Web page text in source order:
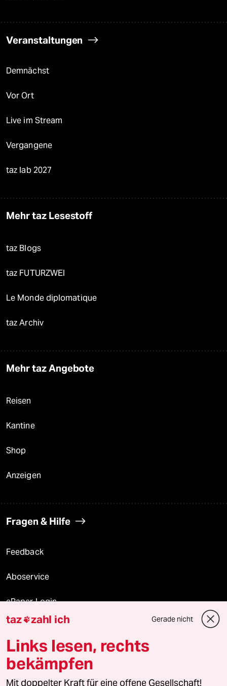
Veranstaltungen
Demnächst
Vor Ort
Live im Stream
Vergangene
taz lab 2027
Mehr taz Lesestoff
taz Blogs
taz FUTURZWEI
Le Monde diplomatique
taz Archiv
Mehr taz Angebote
Reisen
Kantine
Shop
Anzeigen
Fragen & Hilfe
Feedback
Aboservice
ePaper Login
Downloads für Abonnierende
© 2026 taz Verlags und Vertriebs GmbH
Alle Rechte vorbehalten. Bei rechtlichen Fragen oder für Genehmigungen
taz zahl ich Gerade nicht
Links lesen, rechts
bekämpfen
Mit doppelter Kraft für eine offene Gesellschaft!